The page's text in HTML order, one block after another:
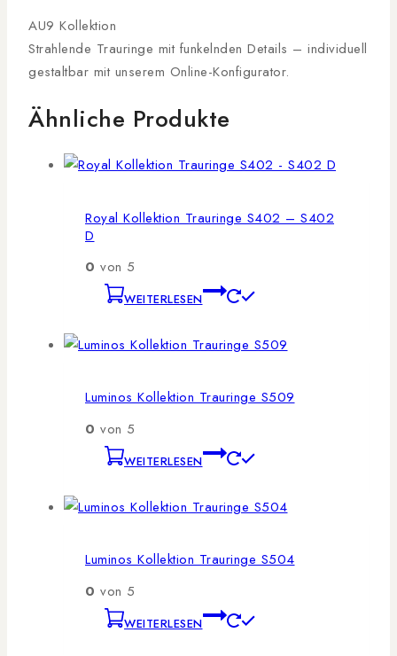
AU9 Kollektion
Strahlende Trauringe mit funkelnden Details – individuell
gestaltbar mit unserem Online-Konfigurator.
Ähnliche Produkte
Royal Kollektion Trauringe S402 – S402
D
0 von 5
WEITERLESEN
Luminos Kollektion Trauringe S509
0 von 5
WEITERLESEN
Luminos Kollektion Trauringe S504
0 von 5
WEITERLESEN